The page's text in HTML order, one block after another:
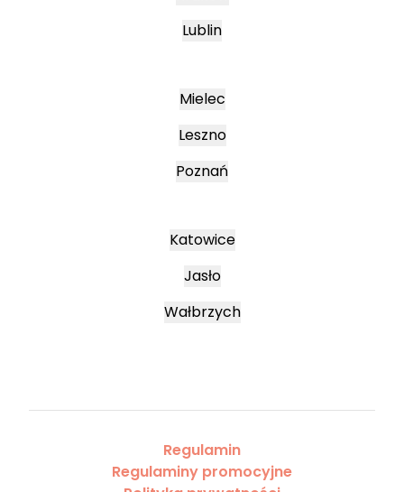
Lublin
Mielec
Leszno
Poznań
Katowice
Jasło
Wałbrzych
Regulamin
Regulaminy promocyjne